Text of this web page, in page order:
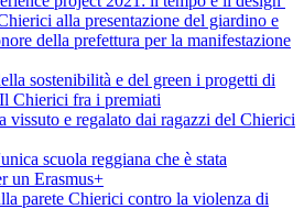
alla presentazione del giardino e
della prefettura per la manifestazione
sostenibilità e del green i progetti di
Chierici fra i premiati
vissuto e regalato dai ragazzi del Chierici
scuola reggiana che è stata
un Erasmus+
parete Chierici contro la violenza di